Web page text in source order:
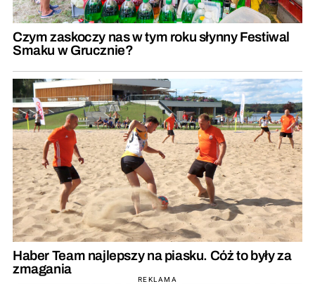
Czym zaskoczy nas w tym roku słynny Festiwal
Smaku w Grucznie?
Haber Team najlepszy na piasku. Cóż to były za
zmagania
REKLAMA